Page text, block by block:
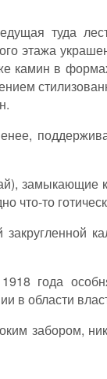
туда
этажа
камин в
замыкающие
что-то
года
в области
забором,